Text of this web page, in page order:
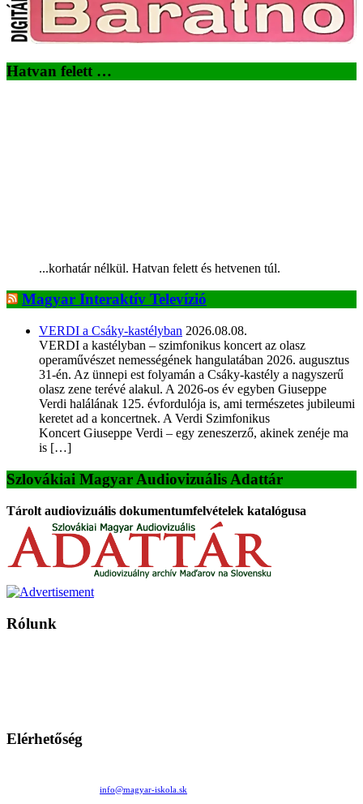
Hatvan felett …
...korhatár nélkül. Hatvan felett és hetvenen túl.
Magyar Interaktív Televízió
VERDI a Csáky-kastélyban 2026.08.08.
VERDI a kastélyban – szimfonikus koncert az olasz
operaművészet nemességének hangulatában 2026. augusztus
31-én. Az ünnepi est folyamán a Csáky-kastély a nagyszerű
olasz zene terévé alakul. A 2026-os év egyben Giuseppe
Verdi halálának 125. évfordulója is, ami természetes jubileumi
keretet ad a koncertnek. A Verdi Szimfonikus
Koncert Giuseppe Verdi – egy zeneszerző, akinek zenéje ma
is […]
Szlovákiai Magyar Audiovizuális Adattár
Tárolt audiovizuális dokumentumfelvételek katalógusa
Rólunk
Elérhetőség
info@magyar-iskola.sk